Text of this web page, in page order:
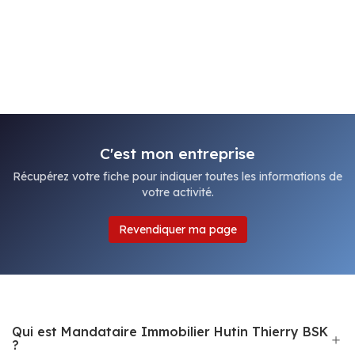
C'est mon entreprise
Récupérez votre fiche pour indiquer toutes les informations de
votre activité.
Revendiquer ma page
Qui est Mandataire Immobilier Hutin Thierry BSK
?